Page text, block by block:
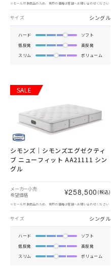
※セール対象商品のため、実際の価格は店舗へお問い合わせください
サイズ シングル
ハード
ソフト
低反発
高反発
スリム
ボリューム
SALE
シモンズ｜シモンズエグゼクティ
ブ ニューフィット AA21111 シン
グル
メーカー小売
希望価格
¥258,500 (税込)
※セール対象商品のため、実際の価格は店舗へお問い合わせください
サイズ シングル
ハード
ソフト
低反発
高反発
スリム
ボリューム